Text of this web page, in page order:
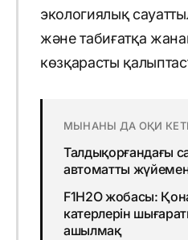
экологиялық
және табиғатқа
көзқарасты
МЫНАНЫ ДА ОҚИ
Талдықорғандағы
автоматты
F1H2O жобасы:
катерлерін
ашылмақ